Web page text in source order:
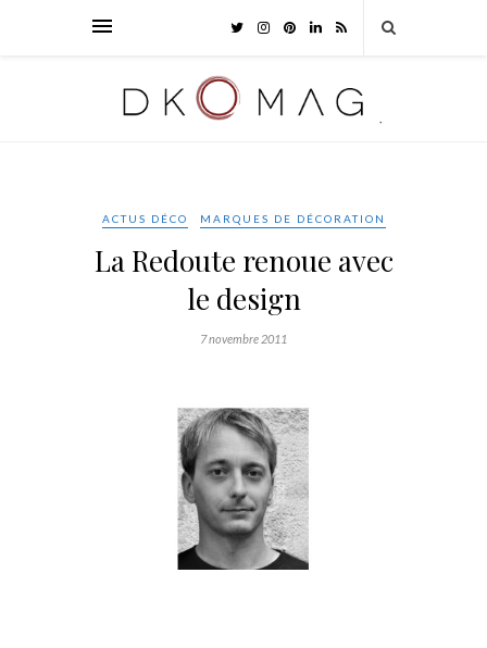
ACTUS DÉCO MARQUES DE DÉCORATION
La Redoute renoue avec
le design
7 novembre 2011